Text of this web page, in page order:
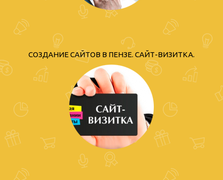
СОЗДАНИЕ САЙТОВ В ПЕНЗЕ. САЙТ-ВИЗИТКА.